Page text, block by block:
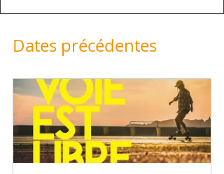
Dates précédentes